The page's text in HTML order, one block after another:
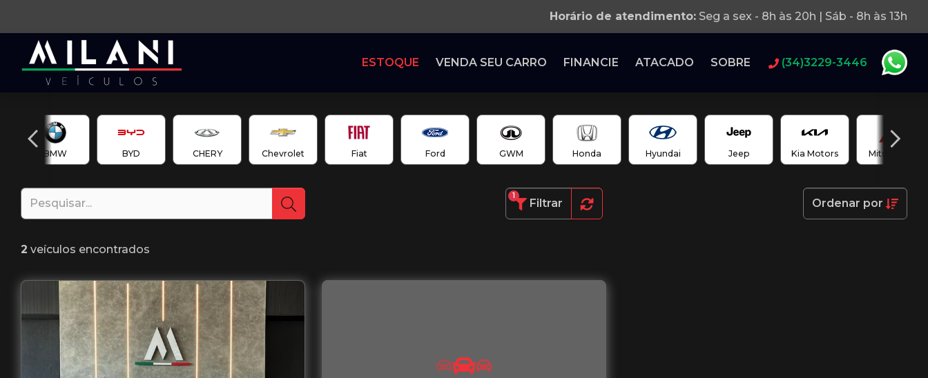
Horário de atendimento: Seg a sex - 8h às 20h | Sáb - 8h às 13h
ESTOQUE VENDA SEU CARRO FINANCIE ATACADO SOBRE (34)3229-3446
BMW BYD CHERY Chevrolet Fiat Ford GWM Honda Hyundai Jeep Kia Motors Mitsubishi
Filtrar
1
Ordenar por
2 veículos encontrados